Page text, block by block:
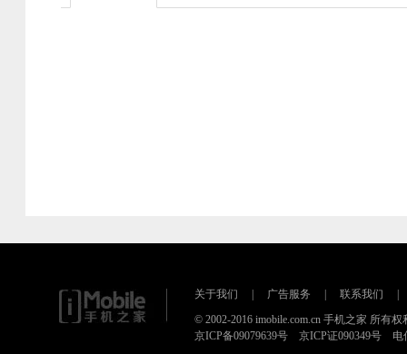
关于我们 广告服务 联系我们
© 2002-2016 imobile.com.cn 手机之家 所有权
京ICP备09079639号 京ICP证090349号 电